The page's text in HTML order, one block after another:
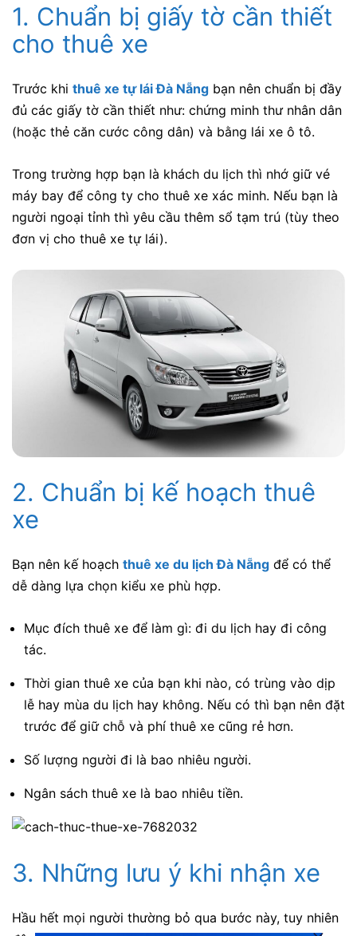
1. Chuẩn bị giấy tờ cần thiết
cho thuê xe
Trước khi thuê xe tự lái Đà Nẵng bạn nên chuẩn bị đầy
đủ các giấy tờ cần thiết như: chứng minh thư nhân dân
(hoặc thẻ căn cước công dân) và bằng lái xe ô tô.
Trong trường hợp bạn là khách du lịch thì nhớ giữ vé
máy bay để công ty cho thuê xe xác minh. Nếu bạn là
người ngoại tỉnh thì yêu cầu thêm sổ tạm trú (tùy theo
đơn vị cho thuê xe tự lái).
2. Chuẩn bị kế hoạch thuê
xe
Bạn nên kế hoạch thuê xe du lịch Đà Nẵng để có thể
dễ dàng lựa chọn kiểu xe phù hợp.
Mục đích thuê xe để làm gì: đi du lịch hay đi công
tác.
Thời gian thuê xe của bạn khi nào, có trùng vào dịp
lễ hay mùa du lịch hay không. Nếu có thì bạn nên đặt
trước để giữ chỗ và phí thuê xe cũng rẻ hơn.
Số lượng người đi là bao nhiêu người.
Ngân sách thuê xe là bao nhiêu tiền.
3. Những lưu ý khi nhận xe
Hầu hết mọi người thường bỏ qua bước này, tuy nhiên